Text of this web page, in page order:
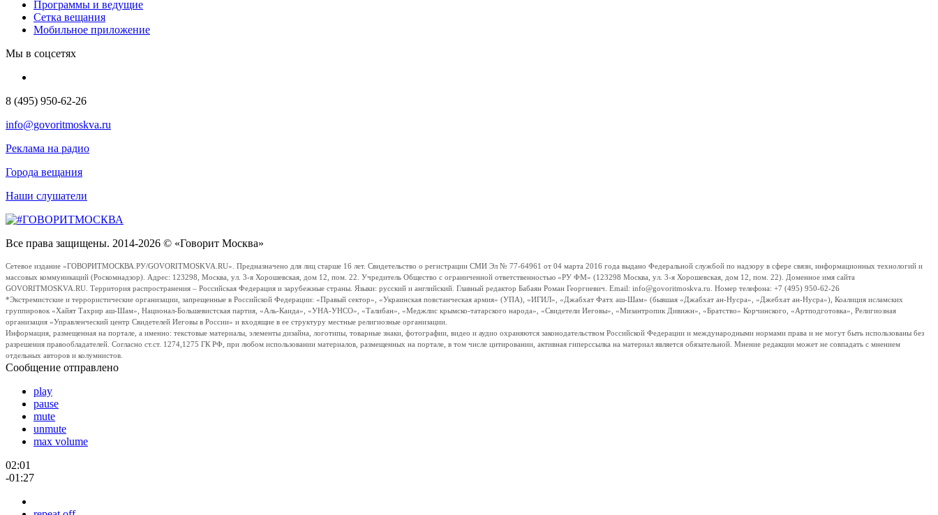
Программы и ведущие
Сетка вещания
Мобильное приложение
Мы в соцсетях
8 (495) 950-62-26
info@govoritmoskva.ru
Реклама на радио
Города вещания
Наши слушатели
Все права защищены. 2014-2026 © «Говорит Москва»
Сетевое издание «ГОВОРИТМОСКВА.РУ/GOVORITMOSKVA.RU». Предназначено для лиц старше 16 лет. Свидетельство о регистрации СМИ Эл № 77-64961 от 04 марта 2016 года выдано Федеральной службой по надзору в сфере связи, информационных технологий и
массовых коммуникаций (Роскомнадзор). Адрес: 123298, Москва, ул. 3-я Хорошевская, дом 12, пом. 22. Учредитель Общество с ограниченной ответственностью «РУ ФМ» (123298 Москва, ул. 3-я Хорошевская, дом 12, пом. 22). Доменное имя сайта
GOVORITMOSKVA.RU. Территория распространения – Российская Федерация и зарубежные страны. Языки: русский и английский. Главный редактор Бабаян Роман Георгиевич. Email: info@govoritmoskva.ru. Номер телефона: +7 (495) 950-62-26
*Экстремистские и террористические организации, запрещенные в Российской Федерации: «Правый сектор», «Украинская повстанческая армия» (УПА), «ИГИЛ», «Джабхат Фатх аш-Шам» (бывшая «Джабхат ан-Нусра», «Джебхат ан-Нусра»), Коалиция исламских
группировок «Хайят Тахрир аш-Шам», Национал-Большевистская партия, «Аль-Каида», «УНА-УНСО», «Талибан», «Меджлис крымско-татарского народа», «Свидетели Иеговы», «Мизантропик Дивижн», «Братство» Корчинского, «Артподготовка», Религиозная
организация «Управленческий центр Свидетелей Иеговы в России» и входящие в ее структуру местные религиозные организации.
Информация, размещенная на портале, а именно: текстовые материалы, элементы дизайна, логотипы, товарные знаки, фотографии, видео и аудио охраняются законодательством Российской Федерации и международными нормами права и не могут быть использованы без
разрешения правообладателей. Согласно ст.ст. 1274,1275 ГК РФ, при любом использовании материалов, размещенных на портале, в том числе цитировании, активная гиперссылка на материал является обязательной. Мнение редакции может не совпадать с мнением
отдельных авторов и колумнистов.
Сообщение отправлено
play
pause
mute
unmute
max volume
02:01
-01:27